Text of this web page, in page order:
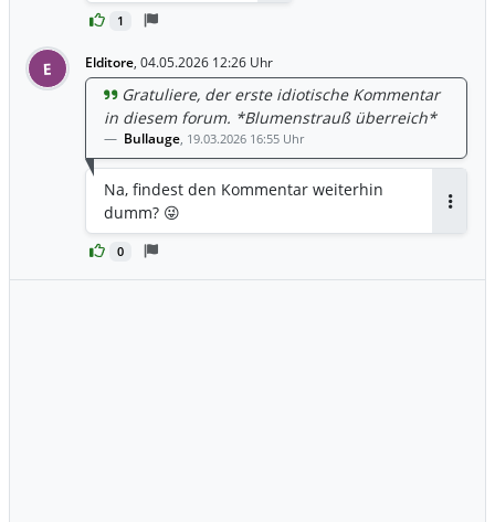
1
E Elditore, 04.05.2026 12:26 Uhr
0
Gratuliere, der erste idiotische Kommentar
in diesem forum. *Blumenstrauß überreich*
Bullauge, 19.03.2026 16:55 Uhr
Na, findest den Kommentar weiterhin
dumm? 😜